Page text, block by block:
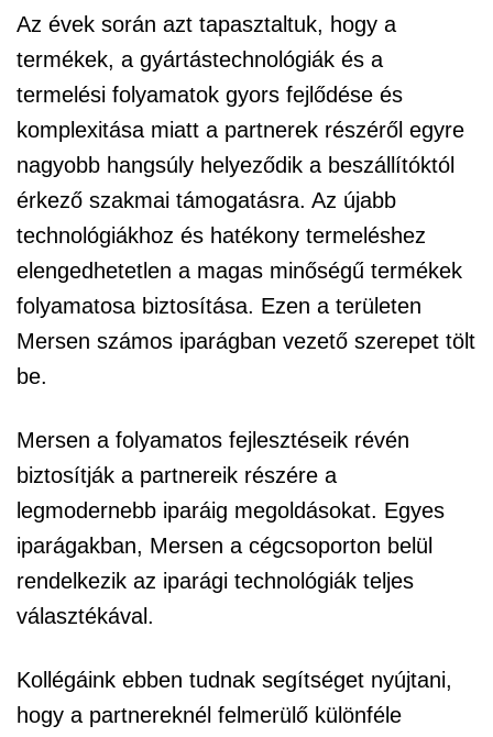
Az évek során azt tapasztaltuk, hogy a
termékek, a gyártástechnológiák és a
termelési folyamatok gyors fejlődése és
komplexitása miatt a partnerek részéről egyre
nagyobb hangsúly helyeződik a beszállítóktól
érkező szakmai támogatásra. Az újabb
technológiákhoz és hatékony termeléshez
elengedhetetlen a magas minőségű termékek
folyamatosa biztosítása. Ezen a területen
Mersen számos iparágban vezető szerepet tölt
be.
Mersen a folyamatos fejlesztéseik révén
biztosítják a partnereik részére a
legmodernebb iparáig megoldásokat. Egyes
iparágakban, Mersen a cégcsoporton belül
rendelkezik az iparági technológiák teljes
választékával.
Kollégáink ebben tudnak segítséget nyújtani,
hogy a partnereknél felmerülő különféle